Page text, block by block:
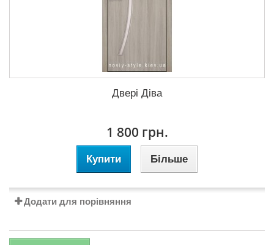
Двері Діва
1 800 грн.
Купити Більше
Додати для порівняння